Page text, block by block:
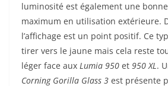
luminosité est également une
maximum en utilisation extérieure.
l’affichage est un point positif. Ce
tirer vers le jaune mais cela reste
léger face aux Lumia 950 et 950 XL.
Corning Gorilla Glass 3 est présente